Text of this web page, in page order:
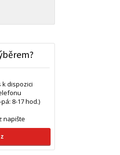
k dispozici
8-17 hod.)
napište